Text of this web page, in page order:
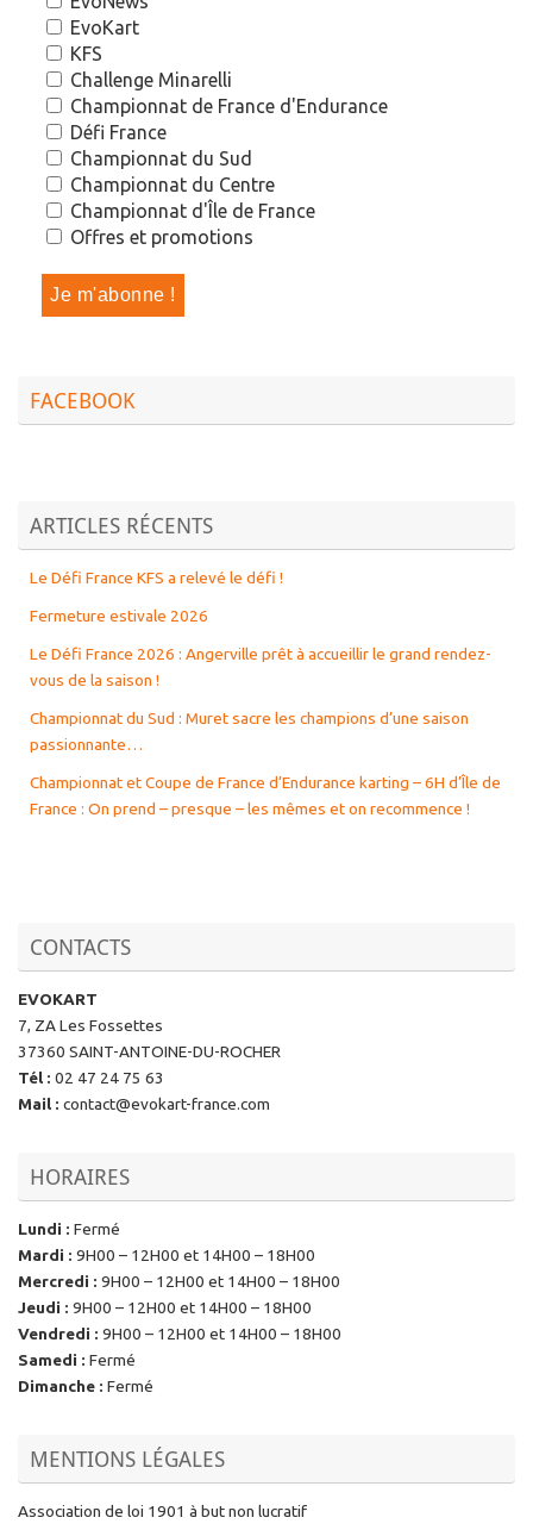
EvoKart
KFS
Challenge Minarelli
Championnat de France d'Endurance
Défi France
Championnat du Sud
Championnat du Centre
Championnat d'Île de France
Offres et promotions
FACEBOOK
ARTICLES RÉCENTS
Le Défi France KFS a relevé le défi !
Fermeture estivale 2026
Le Défi France 2026 : Angerville prêt à accueillir le grand rendez-
vous de la saison !
Championnat du Sud : Muret sacre les champions d’une saison
passionnante…
Championnat et Coupe de France d’Endurance karting – 6H d’Île de
France : On prend – presque – les mêmes et on recommence !
CONTACTS
EVOKART
7, ZA Les Fossettes
37360 SAINT-ANTOINE-DU-ROCHER
Tél : 02 47 24 75 63
Mail : contact@evokart-france.com
HORAIRES
Lundi : Fermé
Mardi : 9H00 – 12H00 et 14H00 – 18H00
Mercredi : 9H00 – 12H00 et 14H00 – 18H00
Jeudi : 9H00 – 12H00 et 14H00 – 18H00
Vendredi : 9H00 – 12H00 et 14H00 – 18H00
Samedi : Fermé
Dimanche : Fermé
MENTIONS LÉGALES
Association de loi 1901 à but non lucratif